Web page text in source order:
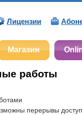
Лицензии
Магазин
работы
перерывы